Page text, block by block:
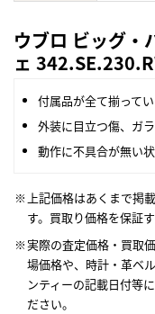
ウブロ ビッグ・
ェ
付属品が全て揃って
外装に目立つ傷、ガ
動作に不具合が無い
上記価格はあくまで掲
す。買取り価格を保証
実際の査定価格・買取
場価格や、時計・革ベ
ンティーの記載日付等
ださい。